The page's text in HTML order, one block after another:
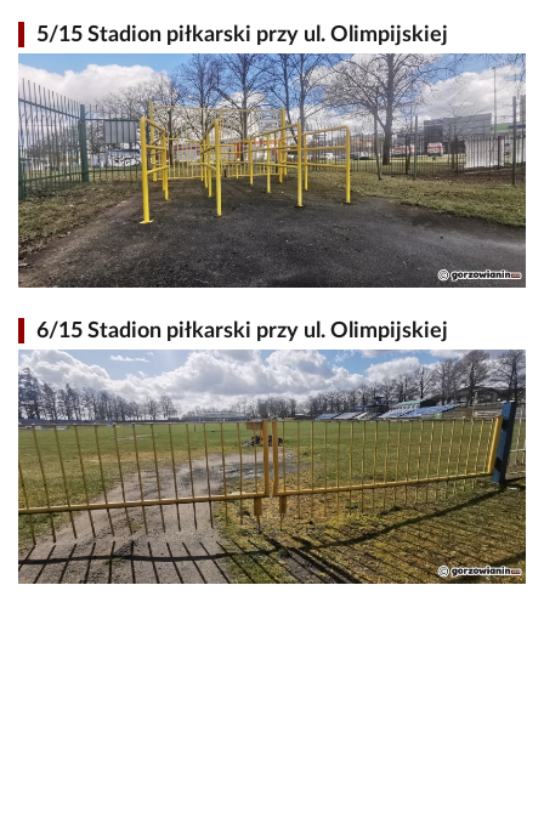
5/15 Stadion piłkarski przy ul. Olimpijskiej
6/15 Stadion piłkarski przy ul. Olimpijskiej